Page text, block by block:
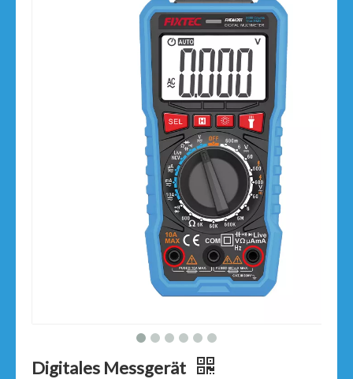
Digitales Messgerät